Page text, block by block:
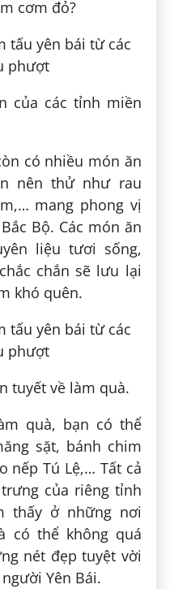
cơm đỏ?
của các tỉnh miền
có nhiều món ăn
nên thử như rau
mang phong vị
Bộ. Các món ăn
liệu tươi sống,
chắn sẽ lưu lại
khó quên.
tuyết về làm quà.
quà, bạn có thể
sặt, bánh chim
nếp Tú Lệ,… Tất cả
của riêng tỉnh
thấy ở những nơi
có thể không quá
nét đẹp tuyệt vời
Yên Bái.